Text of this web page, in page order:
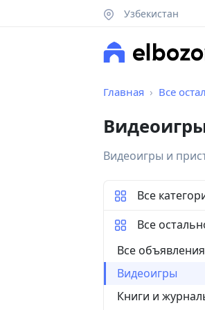
Узбекистан
Главная Все
Видеоигры и
Все
Все
Все
Видеоигры
Книги и